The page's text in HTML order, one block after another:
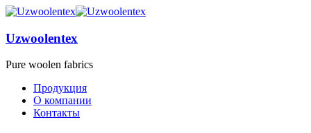
Uzwoolentex
Pure woolen fabrics
Продукция
О компании
Контакты